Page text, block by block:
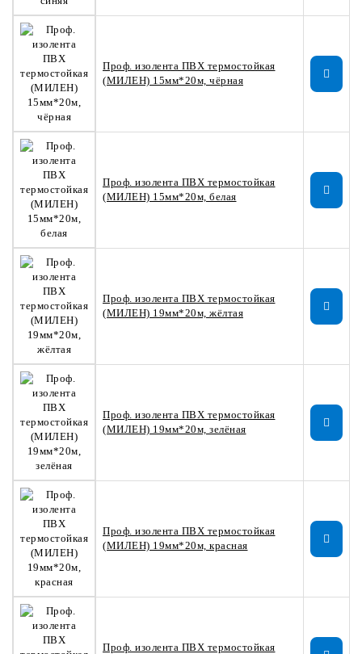
Проф. изолента ПВХ термостойкая
(МИЛЕН) 15мм*20м, чёрная
Проф. изолента ПВХ термостойкая
(МИЛЕН) 15мм*20м, белая
Проф. изолента ПВХ термостойкая
(МИЛЕН) 19мм*20м, жёлтая
Проф. изолента ПВХ термостойкая
(МИЛЕН) 19мм*20м, зелёная
Проф. изолента ПВХ термостойкая
(МИЛЕН) 19мм*20м, красная
Проф. изолента ПВХ термостойкая